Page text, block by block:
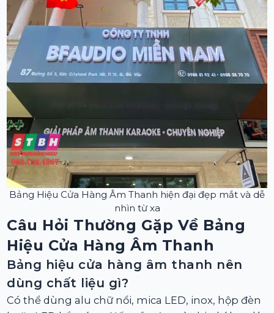
Bảng Hiệu Cửa Hàng Âm Thanh hiện đại đẹp mắt và dễ
nhìn từ xa
Câu Hỏi Thường Gặp Về Bảng
Hiệu Cửa Hàng Âm Thanh
Bảng hiệu cửa hàng âm thanh nên
dùng chất liệu gì?
Có thể dùng alu chữ nổi, mica LED, inox, hộp đèn